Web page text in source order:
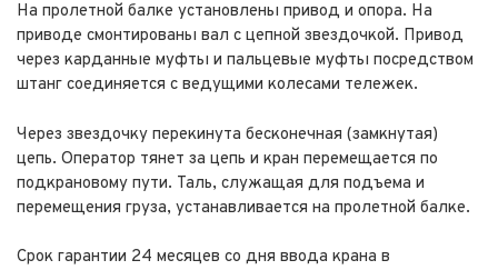
На пролетной балке установлены привод и опора. На
приводе смонтированы вал с цепной звездочкой. Привод
через карданные муфты и пальцевые муфты посредством
штанг соединяется с ведущими колесами тележек.
Через звездочку перекинута бесконечная (замкнутая)
цепь. Оператор тянет за цепь и кран перемещается по
подкрановому пути. Таль, служащая для подъема и
перемещения груза, устанавливается на пролетной балке.
Срок гарантии 24 месяцев со дня ввода крана в